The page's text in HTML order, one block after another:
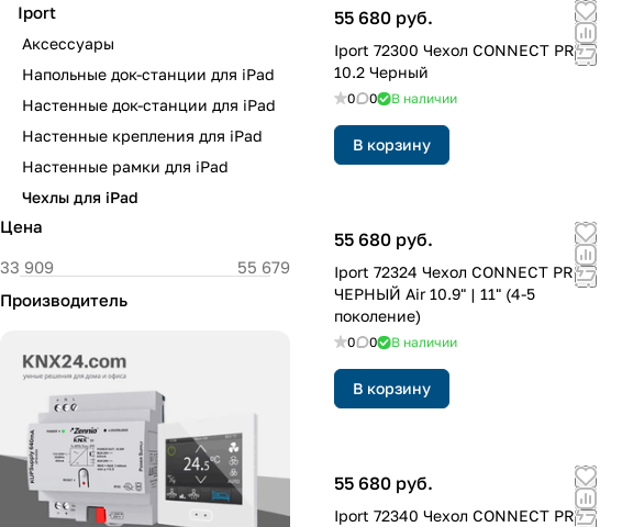
55 680 руб.
Iport 72300 Чехол CONNECT PRO
10.2 Черный
0 0 В наличии
В корзину
55 680 руб.
Iport 72324 Чехол CONNECT PRO
ЧЕРНЫЙ Air 10.9" | 11" (4-5
поколение)
0 0 В наличии
В корзину
55 680 руб.
Iport 72340 Чехол CONNECT PRO
Iport
Аксессуары
Напольные док-станции для iPad
Настенные док-станции для iPad
Настенные крепления для iPad
Настенные рамки для iPad
Чехлы для iPad
Цена
Производитель